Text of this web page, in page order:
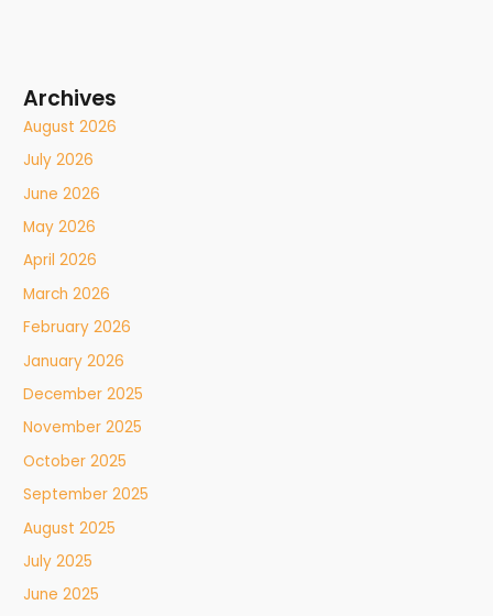
Archives
August 2026
July 2026
June 2026
May 2026
April 2026
March 2026
February 2026
January 2026
December 2025
November 2025
October 2025
September 2025
August 2025
July 2025
June 2025